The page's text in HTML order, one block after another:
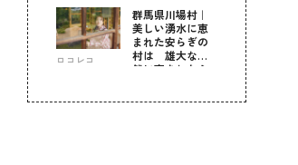
しい自分時間
ロコレコ
群馬県川場村｜
美しい湧水に恵
まれた安らぎの
村は 雄大な自
然に育まれた心